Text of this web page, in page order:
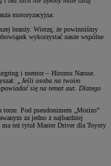
motoryzacyjna:
branży. Wierzę, że powinniśmy
wykorzystać nasze wspólne
i mentor – Hiromu Naruse.
„Jeśli osoba na twoim
się na temat aut. Dlatego
torze. Pod pseudonimem „Morizo”
za jedno z najbardziej
też tytuł Master Driver dla Toyoty